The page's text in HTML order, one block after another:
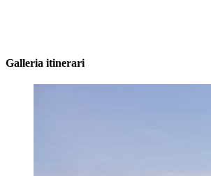
Galleria itinerari